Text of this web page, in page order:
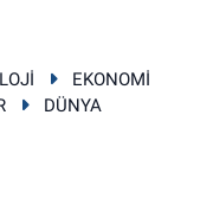
EKONOMİ
DÜNYA